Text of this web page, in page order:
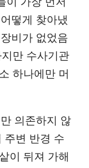
떻게 찾아냈
비가 없었음
만 수사기관
하나에만 머
의존하지 않
주변 반경 수
이 뒤져 가해